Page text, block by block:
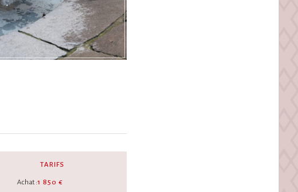
TARIFS
Achat :1 850 €